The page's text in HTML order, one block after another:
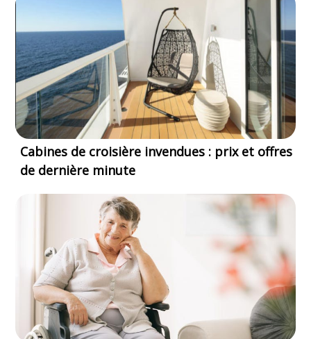
Cabines de croisière invendues : prix et offres
de dernière minute